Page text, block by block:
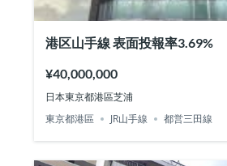
港区山手線 表面投報率3.69%
¥40,000,000
日本東京都港區芝浦
東京都港區
JR山手線 都営三田線